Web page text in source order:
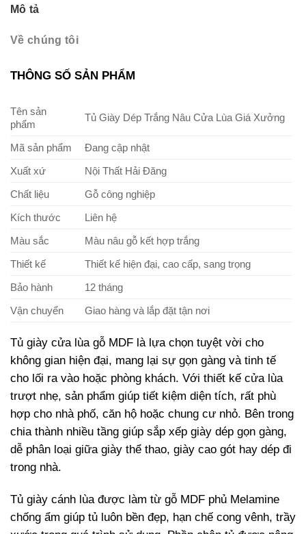
Mô tả
Về chúng tôi
THÔNG SỐ SẢN PHẨM
Tên sản
phẩm
Tủ Giày Dép Trắng Nâu Cửa Lùa Giá Xưởng
Mã sản phẩm
Đang cập nhật
Xuất xứ
Nội Thất Hải Đăng
Chất liệu
Gỗ công nghiệp
Kích thước
Liên hệ
Màu sắc
Màu nâu gỗ kết hợp trắng
Thiết kế
Thiết kế hiện đại, cao cấp, sang trọng
Bảo hành
12 tháng
Vận chuyển
Giao hàng và lắp đặt tận nơi
Tủ giày cửa lùa gỗ MDF là lựa chọn tuyệt vời cho
không gian hiện đại, mang lại sự gọn gàng và tinh tế
cho lối ra vào hoặc phòng khách. Với thiết kế cửa lùa
trượt nhẹ, sản phẩm giúp tiết kiệm diện tích, rất phù
hợp cho nhà phố, căn hộ hoặc chung cư nhỏ. Bên trong
chia thành nhiều tầng giúp sắp xếp giày dép gọn gàng,
dễ phân loại giữa giày thể thao, giày cao gót hay dép đi
trong nhà.
Tủ giày cánh lùa được làm từ gỗ MDF phủ Melamine
chống ẩm giúp tủ luôn bền đẹp, hạn chế cong vênh, trầy